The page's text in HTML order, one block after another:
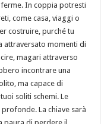
In coppia potresti
come casa, viaggi o
costruire, purché tu
attraversato momenti di
magari attraverso
incontrare una
ma capace di
soliti schemi. Le
La chiave sarà